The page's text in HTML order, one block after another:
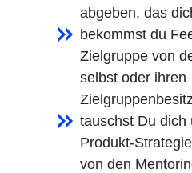
abgeben, das
bekommst du
Zielgruppe von
selbst oder ihren
tauschst Du dich
Produkt-
von den